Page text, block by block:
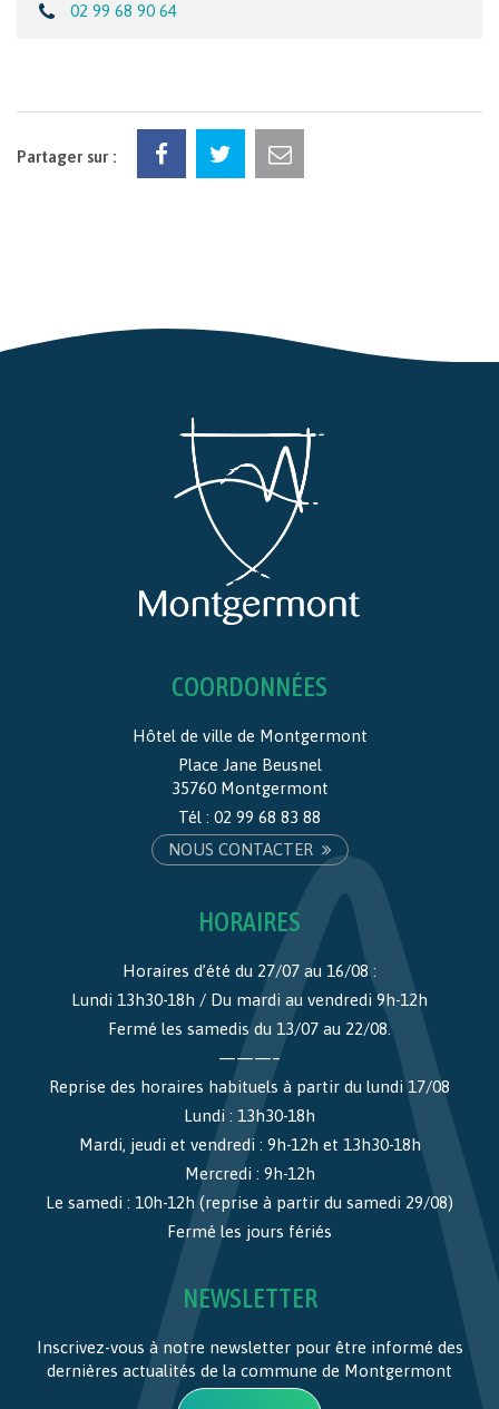
02 99 68 90 64
Partager sur :
COORDONNÉES
Hôtel de ville de Montgermont
Place Jane Beusnel
35760 Montgermont
Tél : 02 99 68 83 88
NOUS CONTACTER
HORAIRES
Horaires d’été du 27/07 au 16/08 :
Lundi 13h30-18h / Du mardi au vendredi 9h-12h
Fermé les samedis du 13/07 au 22/08.
———–
Reprise des horaires habituels à partir du lundi 17/08
Lundi : 13h30-18h
Mardi, jeudi et vendredi : 9h-12h et 13h30-18h
Mercredi : 9h-12h
Le samedi : 10h-12h (reprise à partir du samedi 29/08)
Fermé les jours fériés
NEWSLETTER
Inscrivez-vous à notre newsletter pour être informé des
dernières actualités de la commune de Montgermont